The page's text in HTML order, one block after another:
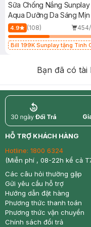
Sữa Chống Nắng Sunplay
Aqua Dưỡng Da Sáng
4.9 (108)
Bill 199K Sunplay tặng Tinh
Bạn đã có tài
return
HỖ TRỢ KHÁCH HÀNG
Hotline: 1800 6324
(Miễn phí , 08-22h kể cả
Các câu hỏi thường gặp
Gửi yêu cầu hỗ trợ
Hướng dẫn đặt hàng
Phương thức thanh toán
Phương thức vận chuyển
Chính sách đổi trả